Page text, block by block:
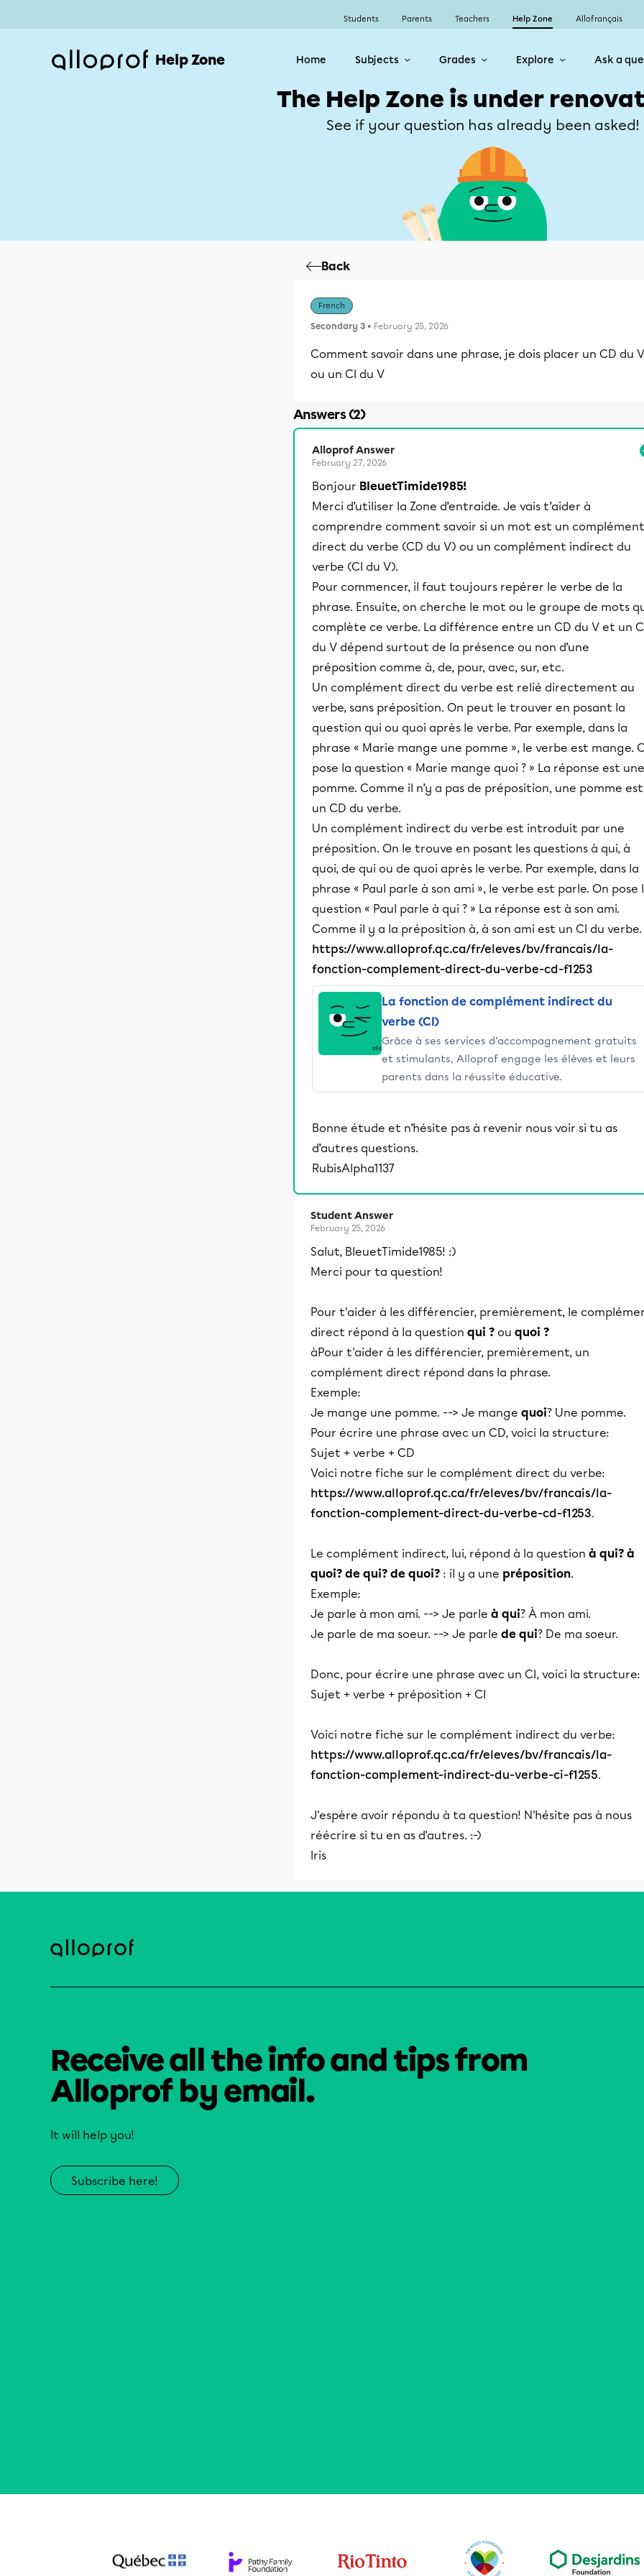
Students Parents Teachers Help Zone Allofrançais
Help Zone Home Subjects Grades Explore Ask a
The Help Zone is under
See if your question has already been asked!
Back
French
Secondary 3 • February 25, 2026
Comment savoir dans une phrase, je dois placer un CD du V
ou un CI du V
Answers (2)
Alloprof Answer
February 27, 2026
Bonjour BleuetTimide1985!
Merci d’utiliser la Zone d’entraide. Je vais t’aider à
comprendre comment savoir si un mot est un complément
direct du verbe (CD du V) ou un complément indirect du
verbe (CI du V).
Pour commencer, il faut toujours repérer le verbe de la
phrase. Ensuite, on cherche le mot ou le groupe de mots
complète ce verbe. La différence entre un CD du V et un
du V dépend surtout de la présence ou non d’une
préposition comme à, de, pour, avec, sur, etc.
Un complément direct du verbe est relié directement au
verbe, sans préposition. On peut le trouver en posant la
question qui ou quoi après le verbe. Par exemple, dans la
phrase « Marie mange une pomme », le verbe est mange.
pose la question « Marie mange quoi ? » La réponse est une
pomme. Comme il n’y a pas de préposition, une pomme est
un CD du verbe.
Un complément indirect du verbe est introduit par une
préposition. On le trouve en posant les questions à qui, à
quoi, de qui ou de quoi après le verbe. Par exemple, dans la
phrase « Paul parle à son ami », le verbe est parle. On pose
question « Paul parle à qui ? » La réponse est à son ami.
Comme il y a la préposition à, à son ami est un CI du verbe.
https://www.alloprof.qc.ca/fr/eleves/bv/francais/la-
fonction-complement-direct-du-verbe-cd-f1253
La fonction de complément indirect du
verbe (CI)
Grâce à ses services d’accompagnement gratuits
et stimulants, Alloprof engage les élèves et leurs
parents dans la réussite éducative.
Bonne étude et n’hésite pas à revenir nous voir si tu as
d’autres questions.
RubisAlpha1137
Student Answer
February 25, 2026
Salut, BleuetTimide1985! :)
Merci pour ta question!
Pour t'aider à les différencier, premièrement, le
direct répond à la question qui ? ou quoi ?
àPour t'aider à les différencier, premièrement, un
complément direct répond dans la phrase.
Exemple:
Je mange une pomme. --> Je mange quoi? Une pomme.
Pour écrire une phrase avec un CD, voici la structure:
Sujet + verbe + CD
Voici notre fiche sur le complément direct du verbe:
https://www.alloprof.qc.ca/fr/eleves/bv/francais/la-
fonction-complement-direct-du-verbe-cd-f1253.
Le complément indirect, lui, répond à la question à qui? à
quoi? de qui? de quoi? : il y a une préposition.
Exemple:
Je parle à mon ami. --> Je parle à qui? À mon ami.
Je parle de ma soeur. --> Je parle de qui? De ma soeur.
Donc, pour écrire une phrase avec un CI, voici la structure:
Sujet + verbe + préposition + CI
Voici notre fiche sur le complément indirect du verbe:
https://www.alloprof.qc.ca/fr/eleves/bv/francais/la-
fonction-complement-indirect-du-verbe-ci-f1255.
J'espère avoir répondu à ta question! N'hésite pas à nous
réécrire si tu en as d'autres. :-)
Iris
Receive all the info and tips from
Alloprof by email.
It will help you!
Subscribe here!